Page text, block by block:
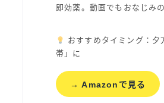
即効薬。動画でもおなじみ
おすすめタイミング：夕
帯」に
→ Amazonで見る